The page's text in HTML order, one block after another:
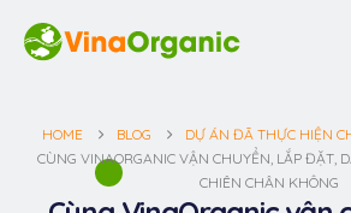
HOME BLOG
DỰ ÁN ĐÃ THỰC HIỆN
CÙNG VINAORGANIC VẬN CHUYỂN, LẮP ĐẶT,
CHIÊN CHÂN KHÔNG